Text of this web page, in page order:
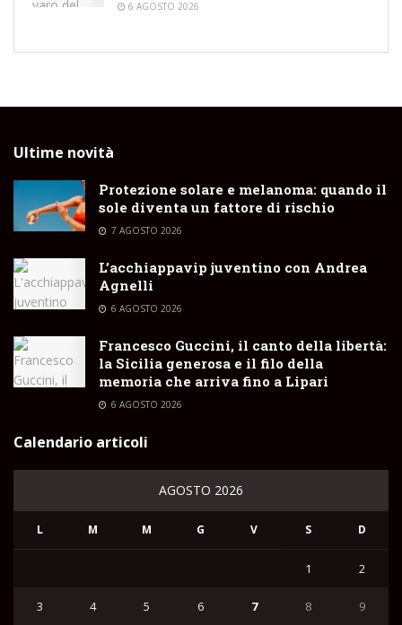
6 AGOSTO 2026
Ultime novità
Protezione solare e melanoma: quando il
sole diventa un fattore di rischio
7 AGOSTO 2026
L’acchiappavip juventino con Andrea
Agnelli
6 AGOSTO 2026
Francesco Guccini, il canto della libertà:
la Sicilia generosa e il filo della
memoria che arriva fino a Lipari
6 AGOSTO 2026
Calendario articoli
AGOSTO 2026
L M M G V S D
1 2
3 4 5 6 7 8 9